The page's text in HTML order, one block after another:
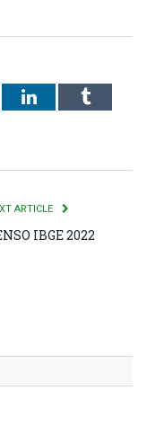
LinkedInTumblr
ARTICLE
IBGE 2022